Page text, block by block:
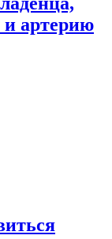
и артерию